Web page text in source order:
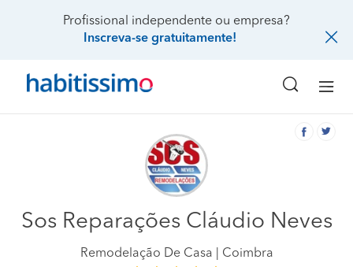
Profissional independente ou empresa?
Inscreva-se gratuitamente!
Sos Reparações Cláudio Neves
Remodelação De Casa Coimbra